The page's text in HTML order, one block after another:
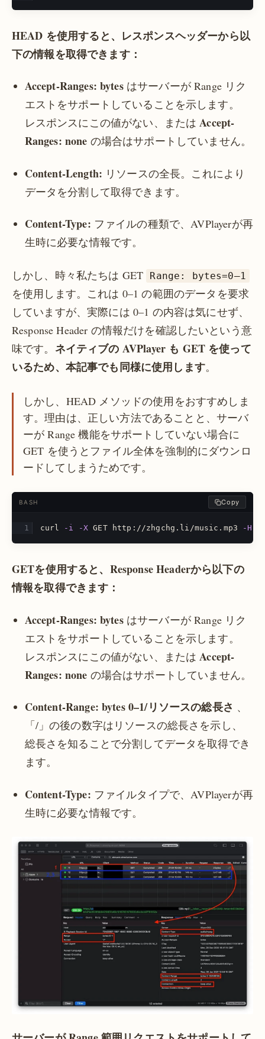
HEAD を使用すると、レスポンスヘッダーから以
下の情報を取得できます：
Accept-Ranges: bytesはサーバーが Range リク
エストをサポートしていることを示します。
レスポンスにこの値がない、またはAccept-
Ranges: none の場合はサポートしていません。
Content-Length: リソースの全長。これにより
データを分割して取得できます。
Content-Type: ファイルの種類で、AVPlayerが再
生時に必要な情報です。
しかし、時々私たちは GET Range: bytes=0–1
を使用します。これは 0–1 の範囲のデータを要求
していますが、実際には 0–1 の内容は気にせず、
Response Header の情報だけを確認したいという意
味です。 ネイティブの AVPlayer も GET を使って
いるため、本記事でも同様に使用します。
しかし、HEAD メソッドの使用をおすすめしま
す。理由は、正しい方法であることと、サーバ
ーが Range 機能をサポートしていない場合に
GET を使うとファイル全体を強制的にダウンロ
ードしてしまうためです。
BASH Copy
curl -i -X GET http://zhgchg.li/music.mp3 -H
GETを使用すると、Response Headerから以下の
情報を取得できます：
Accept-Ranges: bytesはサーバーが Range リク
エストをサポートしていることを示します。
レスポンスにこの値がない、またはAccept-
Ranges: none の場合はサポートしていません。
Content-Range: bytes 0–1/リソースの総長さ 、
「/」の後の数字はリソースの総長さを示し、
総長さを知ることで分割してデータを取得でき
ます。
Content-Type: ファイルタイプで、AVPlayerが再
生時に必要な情報です。